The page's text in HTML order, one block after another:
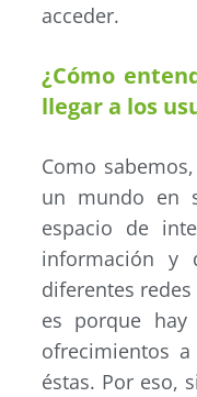
acceder.
¿Cómo
llegar a los
Como
un mundo en
espacio de
información y
diferentes redes
es porque hay
ofrecimientos
éstas. Por eso,